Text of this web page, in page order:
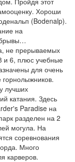
Хороши
(Bodenalp).
на
не прерываемых
и 6, плюс учебные
для очень
горнолыжников.
лучших
катания. Здесь
Paradise на
разделен на 2
могула. На
соревнования
Много
карверов.